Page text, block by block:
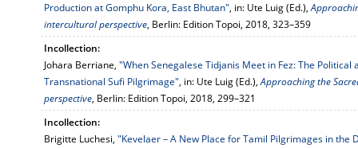
Production at Gomphu Kora, East Bhutan", in: Ute Luig (Ed.),
intercultural perspective, Berlin: Edition Topoi, 2018, 323–359
Incollection:
Johara Berriane, "When Senegalese Tidjanis Meet in Fez: The Political
Transnational Sufi Pilgrimage", in: Ute Luig (Ed.),Approaching the
perspective, Berlin: Edition Topoi, 2018, 299–321
Incollection:
Brigitte Luchesi, "Kevelaer – A New Place for Tamil Pilgrimages in the